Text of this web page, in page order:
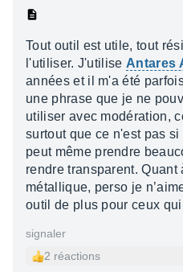
Tout outil est utile, tout
l'utiliser. J'utilise Antares
années et il m'a été
une phrase que je ne
utiliser avec modération,
surtout que ce n'est pas
peut même prendre
rendre transparent. Quant
métallique, perso je
outil de plus pour ceux
signaler
2 réactions